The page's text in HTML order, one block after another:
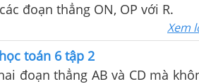
đoạn thẳng ON, OP với R.
Xem
toán 6 tập 2
đoạn thẳng AB và CD mà